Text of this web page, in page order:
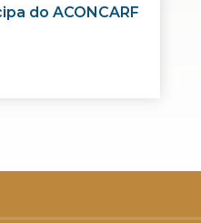
do ACONCARF